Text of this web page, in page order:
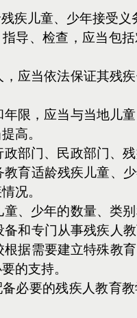
疾儿童、少年接受义
导、检查，应当包
应当依法保证其残
限，应当与当地儿
高。
部门、民政部门、
育适龄残疾儿童、
况。
、少年的数量、类
和专门从事残疾人
据需要建立特殊教
的支持。
必要的残疾人教育